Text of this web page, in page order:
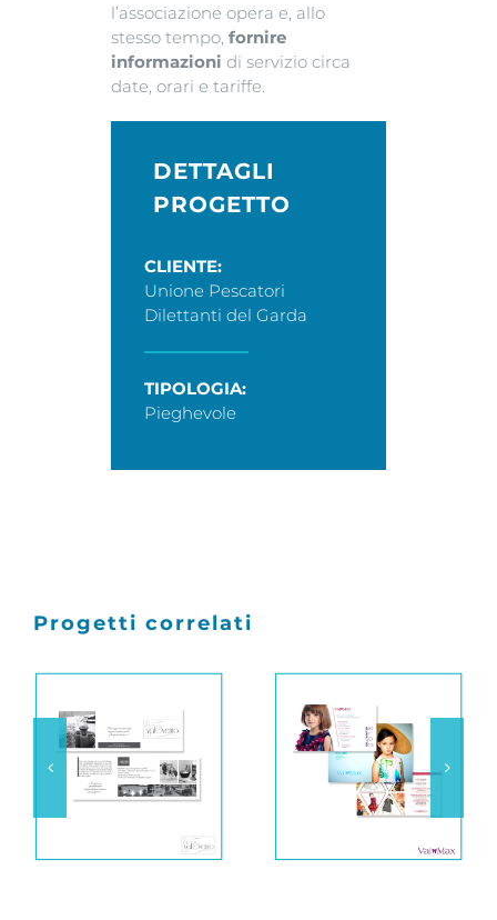
l’associazione opera e, allo
stesso tempo, fornire
informazioni di servizio circa
date, orari e tariffe.
DETTAGLI
PROGETTO
CLIENTE:
Unione Pescatori
Dilettanti del Garda
TIPOLOGIA:
Pieghevole
Progetti correlati